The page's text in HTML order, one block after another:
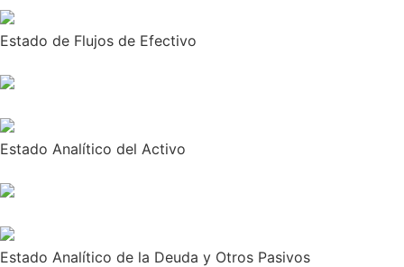
Estado de Flujos de Efectivo
Estado Analítico del Activo
Estado Analítico de la Deuda y Otros Pasivos